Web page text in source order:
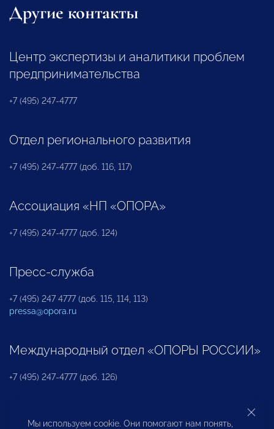
Другие контакты
Центр экспертизы и аналитики проблем
предпринимательства
+7 (495) 247-4777
Отдел регионального развития
+7 (495) 247-4777 (доб. 116, 117)
Ассоциация «НП «ОПОРА»
+7 (495) 247-4777 (доб. 124)
Пресс-служба
+7 (495) 247 4777 (доб. 115, 114, 113)
pressa@opora.ru
Международный отдел «ОПОРЫ РОССИИ»
+7 (495) 247-4777 (доб. 126)
Бюро по защите прав предпринимателей и
Мы используем cookie. Они помогают нам понять,